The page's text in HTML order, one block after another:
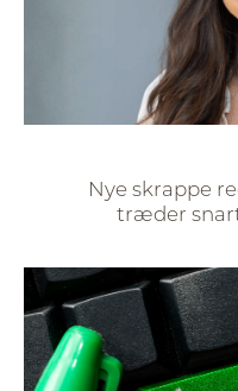
Nye skrappe
træder